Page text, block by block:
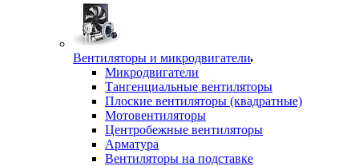
Вентиляторы и микродвигатели
Микродвигатели
Тангенциальные вентиляторы
Плоские вентиляторы (квадратные)
Мотовентиляторы
Центробежные вентиляторы
Арматура
Вентиляторы на подставке